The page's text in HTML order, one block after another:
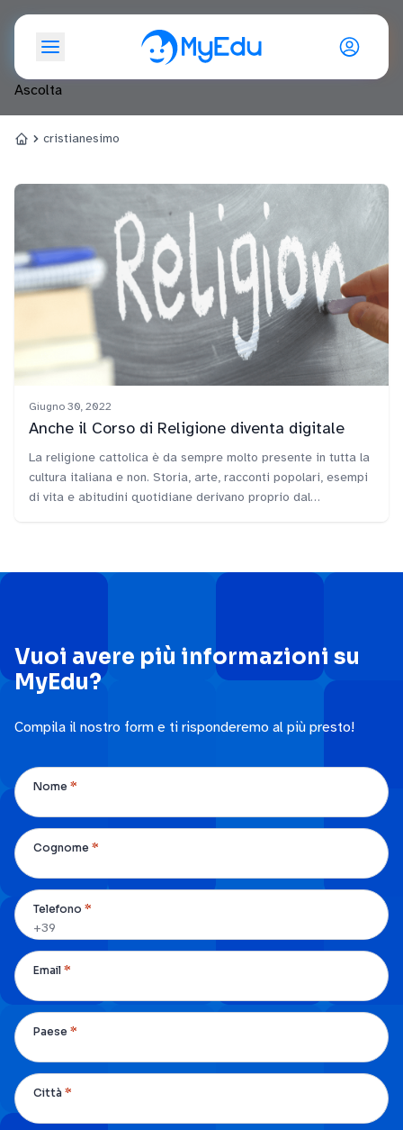
Ascolta
cristianesimo
Homecristianesimo
Giugno 30, 2022
Anche il Corso di Religione diventa digitale
La religione cattolica è da sempre molto presente in tutta la
cultura italiana e non. Storia, arte, racconti popolari, esempi
di vita e abitudini quotidiane derivano proprio dal
Vuoi avere più informazioni su
MyEdu?
Compila il nostro form e ti risponderemo al più presto!
Nome *
Cognome *
Telefono *
Email *
Paese *
Città *